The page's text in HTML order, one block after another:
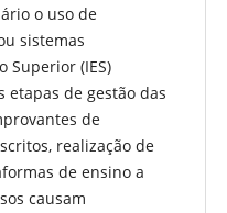
o uso de
sistemas
Superior (IES)
etapas de gestão das
de
realização de
de ensino a
causam